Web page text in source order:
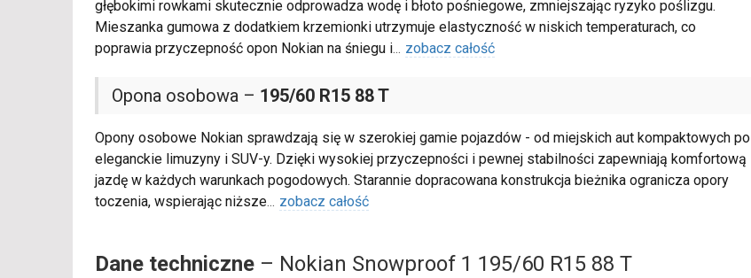
głębokimi rowkami skutecznie odprowadza wodę i błoto pośniegowe, zmniejszając ryzyko poślizgu.
Mieszanka gumowa z dodatkiem krzemionki utrzymuje elastyczność w niskich temperaturach, co
poprawia przyczepność opon Nokian na śniegu i... zobacz całość
Opona osobowa – 195/60 R15 88 T
Opony osobowe Nokian sprawdzają się w szerokiej gamie pojazdów - od miejskich aut kompaktowych po
eleganckie limuzyny i SUV-y. Dzięki wysokiej przyczepności i pewnej stabilności zapewniają komfortową
jazdę w każdych warunkach pogodowych. Starannie dopracowana konstrukcja bieżnika ogranicza opory
toczenia, wspierając niższe... zobacz całość
Dane techniczne – Nokian Snowproof 1 195/60 R15 88 T